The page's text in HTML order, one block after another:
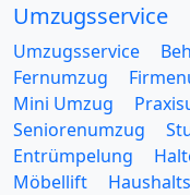
Umzugsservice
Umzugsservice
Fernumzug
Mini Umzug
Seniorenumzug
Entrümpelung
Möbellift